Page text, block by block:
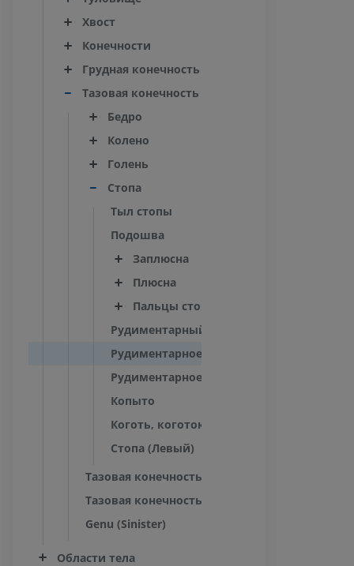
Хвост
Конечности
Грудная конечность
Тазовая конечность
Бедро
Колено
Голень
Стопа
Тыл стопы
Подошва
Заплюсна
Плюсна
Пальцы стопы
Рудиментарный палец
Рудиментарное копытце
Рудиментарное копыто
Копыто
Коготь, коготок
Стопа (Левый)
Тазовая конечность - Мышцы
Тазовая конечность - Insertiones musculi
Genu (Sinister)
Области тела